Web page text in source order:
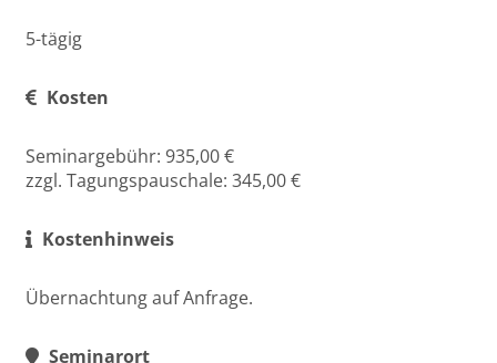
5-tägig
Kosten
Seminargebühr: 935,00 €
zzgl. Tagungspauschale: 345,00 €
Kostenhinweis
Übernachtung auf Anfrage.
Seminarort